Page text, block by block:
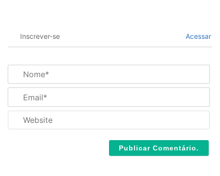
Inscrever-se Acessar
m
*a
l